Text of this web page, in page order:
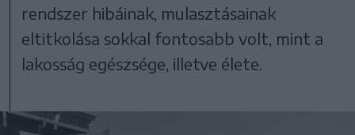
rendszer hibáinak, mulasztásainak
eltitkolása sokkal fontosabb volt, mint a
lakosság egészsége, illetve élete.